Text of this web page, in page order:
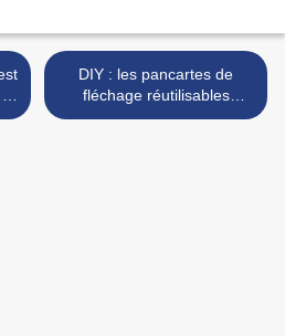
DIY : les pancartes de
fléchage réutilisables
(anniversaire, mariage) >